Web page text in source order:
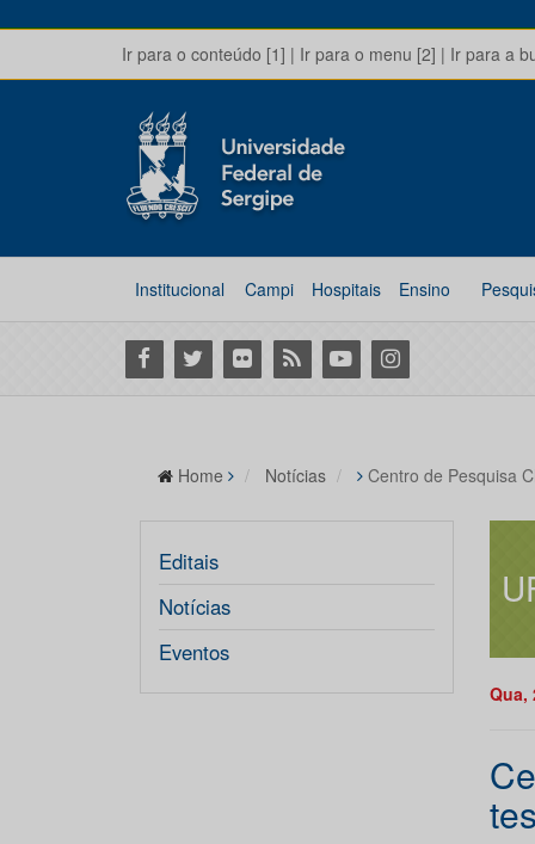
Ir para o conteúdo [1] | Ir para o menu [2] | Ir para a
Institucional Campi Hospitais Ensino
Facebook
Twitter Flickr RSS YoutubeInstagram
Home Notícias Centro de Pesquisa
Editais
Notícias
Eventos
Qua,